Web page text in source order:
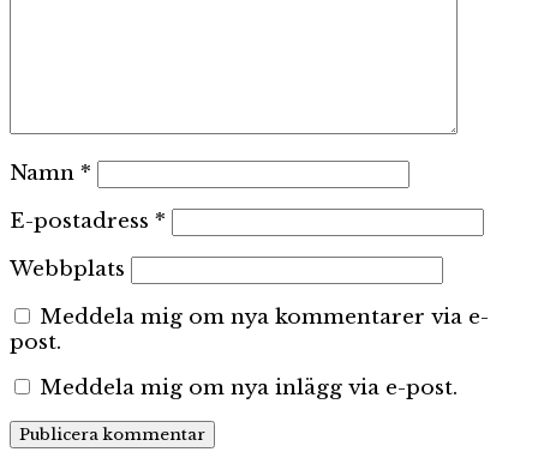
Namn *
E-postadress *
Webbplats
Meddela mig om nya kommentarer via e-
post.
Meddela mig om nya inlägg via e-post.